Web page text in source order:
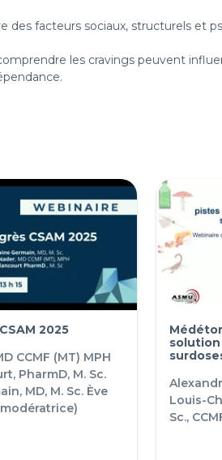
des facteurs sociaux, structurels et
les cravings peuvent
2025
CCMF (MT) MPH
PharmD, M. Sc.
MD, M. Sc. Ève
Louis-
Sc.,